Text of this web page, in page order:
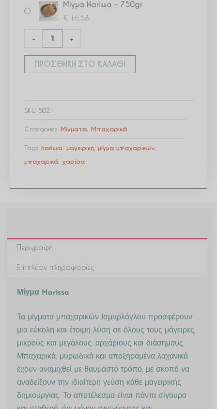
Μίγμα Harissa – 750gr
€ 16.58
- +
ΠΡΟΣΘΉΚΗ ΣΤΟ ΚΑΛΆΘΙ
SKU 5021
Categories Μίγματα, Μπαχαρικά
Tags harissa, μαγειρική, μίγμα μπαχαρικών,
μπαχαρικά, χαρίσα
Περιγραφή
Επιπλέον πληροφορίες
Μίγμα Harissa
Τα μίγματα μπαχαρικών Ισμυρλόγλου προσφέρουν
μια εύκολη και έτοιμη λύση σε όλους τους μάγειρες,
μικρούς και μεγάλους, αρχάριους και διάσημους.
Μπαχαρικά, μυρωδικά και αποξηραμένα λαχανικά
έχουν αναμιχθεί με θαυμαστό τρόπο, με σκοπό να
αναδείξουν την ιδιαίτερη γεύση κάθε μαγειρικής
δημιουργίας. Το αποτέλεσμα είναι πάντα σίγουρο